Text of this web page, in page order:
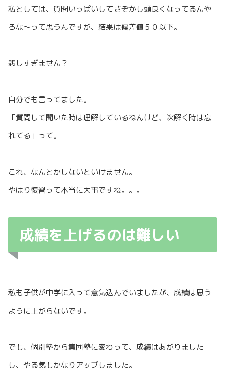
私としては、質問いっぱいしてさぞかし頭良くなってるんや
ろな〜って思うんですが、結果は偏差値５０以下。
悲しすぎません？
自分でも言ってました。
「質問して聞いた時は理解しているねんけど、次解く時は忘
れてる」って。
これ、なんとかしないといけません。
やはり復習って本当に大事ですね。。。
成績を上げるのは難しい
私も子供が中学に入って意気込んでいましたが、成績は思う
ように上がらないです。
でも、個別塾から集団塾に変わって、成績はあがりました
し、やる気もかなりアップしました。